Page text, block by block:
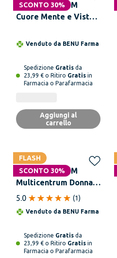
SCONTO 30%
MULTICENTRUM
Cuore Mente e Vista
PerleVenduto da BENU Farma
Spedizione Gratis da
23,99 € o Ritiro Gratis in
Farmacia o Parafarmacia
Aggiungi al
carrello
FLASH
SCONTO 30%
MULTICENTRUM
Multicentrum Donna
Multivitaminico 60
5.0 (1)
Venduto da BENU Farma
Spedizione Gratis da
23,99 € o Ritiro Gratis in
Farmacia o Parafarmacia